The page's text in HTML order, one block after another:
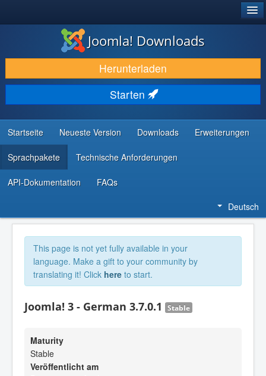
DOWNLOAD & ERWEITERN
ENTDECKEN & LERNEN
COMMUNITY & SUPPORT
RESSOURCEN FÜR ENTWICKLER
Joomla! Downloads
Herunterladen
Starten
Startseite Neueste Version Downloads Erweiterungen
Sprachpakete Technische Anforderungen
API-Dokumentation FAQs
Deutsch
This page is not yet fully available in your
language. Make a gift to your community by
translating it! Click here to start.
Joomla! 3 - German 3.7.0.1 Stable
Maturity
Stable
Veröffentlicht am